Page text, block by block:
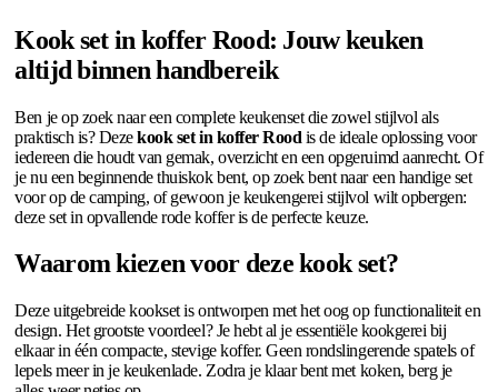
Kook set in koffer Rood: Jouw keuken
altijd binnen handbereik
Ben je op zoek naar een complete keukenset die zowel stijlvol als
praktisch is? Dezekook set in koffer Rood is de ideale oplossing voor
iedereen die houdt van gemak, overzicht en een opgeruimd aanrecht. Of
je nu een beginnende thuiskok bent, op zoek bent naar een handige set
voor op de camping, of gewoon je keukengerei stijlvol wilt opbergen:
deze set in opvallende rode koffer is de perfecte keuze.
Waarom kiezen voor deze kook set?
Deze uitgebreide kookset is ontworpen met het oog op functionaliteit en
design. Het grootste voordeel? Je hebt al je essentiële kookgerei bij
elkaar in één compacte, stevige koffer. Geen rondslingerende spatels of
lepels meer in je keukenlade. Zodra je klaar bent met koken, berg je